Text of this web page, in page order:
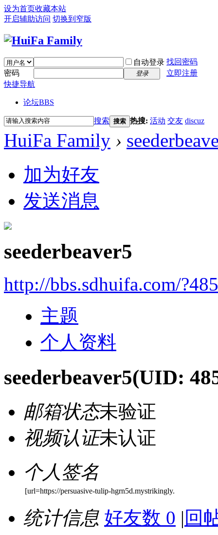
设为首页收藏本站
开启辅助访问 切换到窄版
自动登录 找回密码
密码
登录
立即注册
快捷导航
论坛BBS
搜索 搜索 热搜: 活动 交友 discuz
HuiFa Family ›
加为好友
发送消息
seederbeaver5
http://bbs.sdhuifa.com/
主题
个人资料
seederbeaver5(UID:
邮箱状态未验证
视频认证未认证
个人签名
[url=https://persuasive-tulip-hgrn5d.mystrikingly.
统计信息 好友数 0 | 回